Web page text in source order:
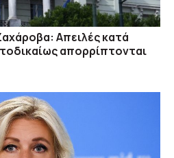
Απειλές κατά
απορρίπτονται